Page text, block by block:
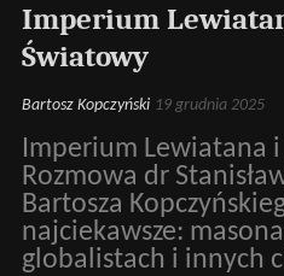
Imperium
Światowy
Bartosz Kopczyński 19 grudnia 2025
Imperium Lewiatana
Rozmowa dr
Bartosza
najciekawsze:
globalistach i innych